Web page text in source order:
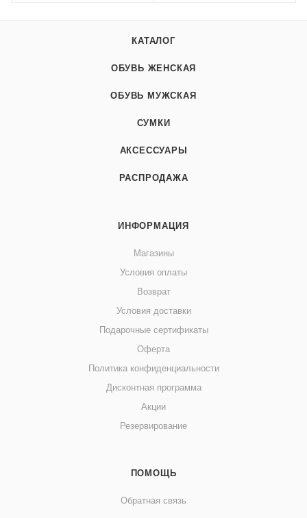
КАТАЛОГ
ОБУВЬ ЖЕНСКАЯ
ОБУВЬ МУЖСКАЯ
СУМКИ
АКСЕССУАРЫ
РАСПРОДАЖА
ИНФОРМАЦИЯ
Магазины
Условия оплаты
Возврат
Условия доставки
Подарочные сертификаты
Оферта
Политика конфиденциальности
Дисконтная программа
Акции
Резервирование
ПОМОЩЬ
Обратная связь